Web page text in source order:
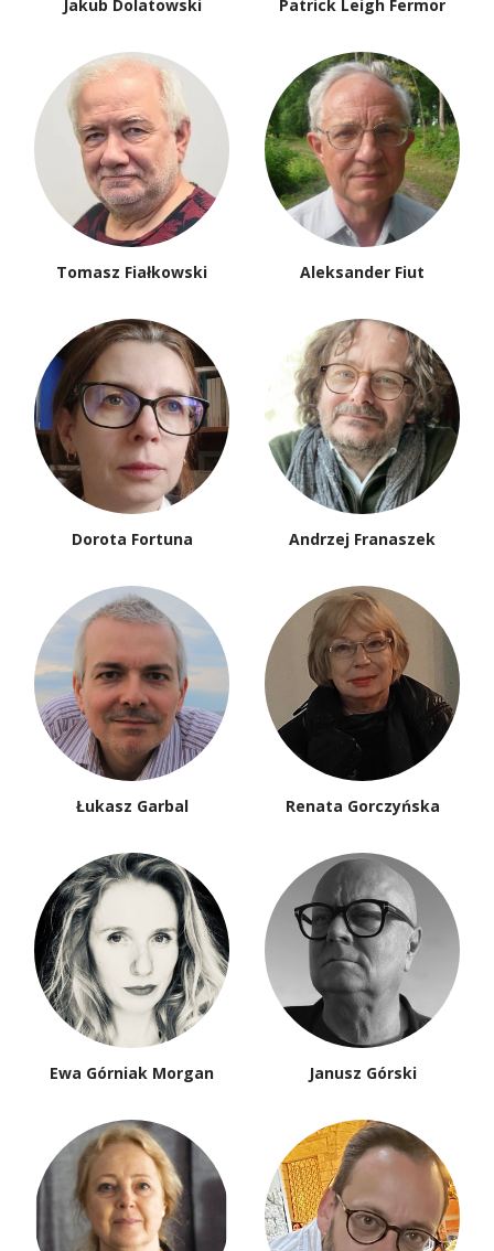
Jakub Dolatowski Patrick Leigh Fermor
Tomasz Fiałkowski Aleksander Fiut
Dorota Fortuna Andrzej Franaszek
Łukasz Garbal Renata Gorczyńska
Ewa Górniak Morgan Janusz Górski